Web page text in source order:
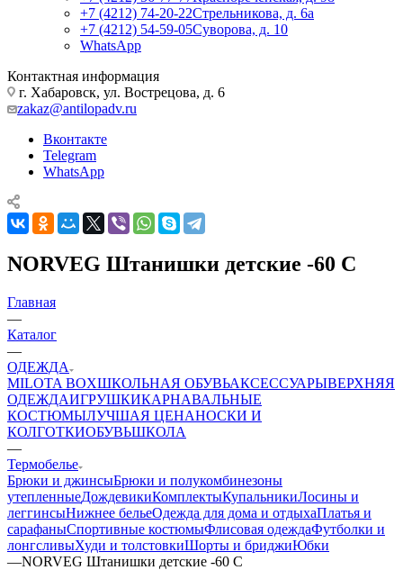
+7 (4212) 74-20-22Стрельникова, д. 6а
+7 (4212) 54-59-05Суворова, д. 10
WhatsApp
Контактная информация
г. Хабаровск, ул. Вострецова, д. 6
zakaz@antilopadv.ru
Вконтакте
Telegram
WhatsApp
NORVEG Штанишки детские -60 С
Главная
—
Каталог
—
ОДЕЖДА
MILOTA BOXШКОЛЬНАЯ ОБУВЬАКСЕССУАРЫВЕРХНЯЯ
ОДЕЖДАИГРУШКИКАРНАВАЛЬНЫЕ
КОСТЮМЫЛУЧШАЯ ЦЕНАНОСКИ И
КОЛГОТКИОБУВЬШКОЛА
—
Термобелье
Брюки и джинсыБрюки и полукомбинезоны
утепленныеДождевикиКомплектыКупальникиЛосины и
леггинсыНижнее бельеОдежда для дома и отдыхаПлатья и
сарафаныСпортивные костюмыФлисовая одеждаФутболки и
лонгсливыХуди и толстовкиШорты и бриджиЮбки
—NORVEG Штанишки детские -60 С